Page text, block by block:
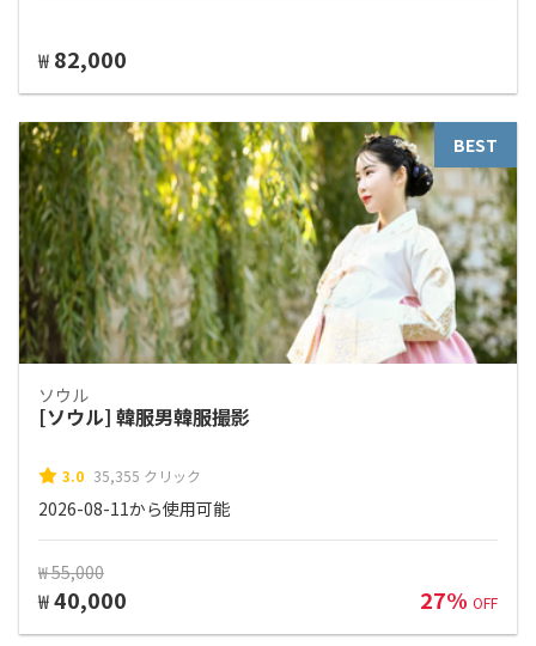
₩ 82,000
BEST
ソウル
[ソウル] 韓服男韓服撮影
3.0 35,355 クリック
2026-08-11から使用可能
₩ 55,000
₩40,000 27% OFF